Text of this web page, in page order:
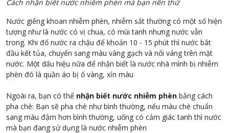
Cách nhận biết nước nhiễm phèn mà bạn nên thử
Nước giếng khoan nhiễm phèn, nhiễm sắt thường có một số hiện
tượng như là nước có vị chua, có mùi tanh nhưng nước vẫn
trong. Khi đổ nước ra chậu để khoản 10 - 15 phút thì nước bắt
đầu kết tủa, chuyển sang màu vàng gạch và nổi váng trên mặt
nước. Một dấu hiệu nữa để nhận biết là nước nhà mình bị nhiễm
phèn đó là quần áo bị ố vàng, xỉn màu
Ngoài ra, bạn có thể nhận biết nước nhiễm phèn bằng cách
pha chè: Bạn sẽ pha chè như bình thường, nếu màu chè chuẩn
sang màu đậm hơn bình thường, uống có cảm giác tanh thì nước
mà bạn đang sử dụng là nước nhiễm phèn